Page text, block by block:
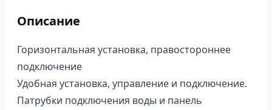
Описание
Горизонтальная установка, правостороннее
подключение
Удобная установка, управление и подключение.
Патрубки подключения воды и панель